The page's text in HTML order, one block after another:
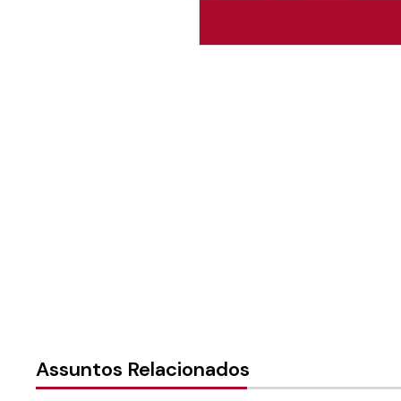
Assuntos Relacionados